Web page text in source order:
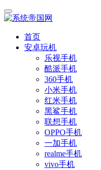
首页
安卓玩机
乐视手机
酷派手机
360手机
小米手机
红米手机
黑鲨手机
联想手机
OPPO手机
一加手机
realme手机
vivo手机